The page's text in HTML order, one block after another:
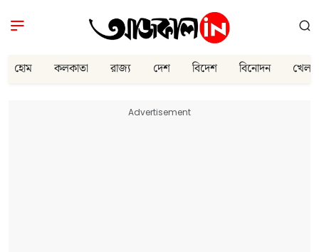
হোম কলকাতা রাজ্য দেশ বিদেশ বিনোদন খেলা
Advertisement